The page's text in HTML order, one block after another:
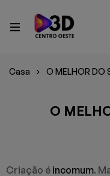
Casa O MELHOR DO
O
Criação é incomum.